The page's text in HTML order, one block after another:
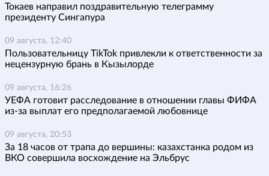
Токаев направил поздравительную телеграмму
президенту Сингапура
09 августа, 12:40
Пользовательницу TikTok привлекли к ответственности за
нецензурную брань в Кызылорде
09 августа, 16:26
УЕФА готовит расследование в отношении главы ФИФА
из-за выплат его предполагаемой любовнице
09 августа, 20:53
За 18 часов от трапа до вершины: казахстанка родом из
ВКО совершила восхождение на Эльбрус